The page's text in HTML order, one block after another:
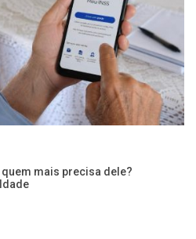
quem mais precisa dele?